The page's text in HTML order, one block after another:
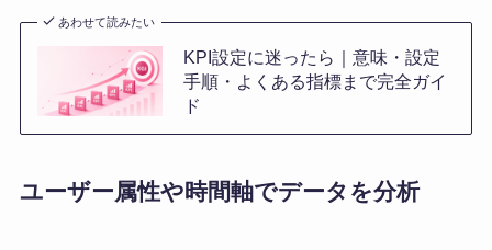
あわせて読みたい
KPI設定に迷ったら｜意味・設定
手順・よくある指標まで完全ガイ
ド
ユーザー属性や時間軸でデータを分析